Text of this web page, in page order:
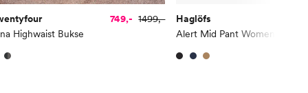
Highwaist Bukse
749,- 1499,-
Haglöfs
Alert Mid Pant Women